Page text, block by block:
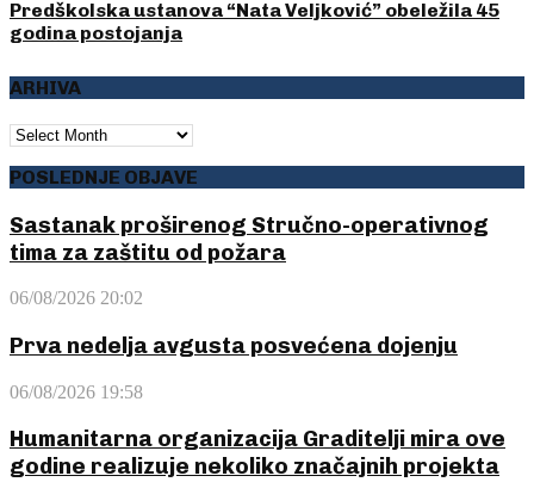
Predškolska ustanova “Nata Veljković” obeležila 45
godina postojanja
ARHIVA
ARHIVA
POSLEDNJE OBJAVE
Sastanak proširenog Stručno-operativnog
tima za zaštitu od požara
06/08/2026 20:02
Prva nedelja avgusta posvećena dojenju
06/08/2026 19:58
Humanitarna organizacija Graditelji mira ove
godine realizuje nekoliko značajnih projekta